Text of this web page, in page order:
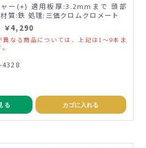
ー(+) 適用板厚:3.2mmまで 頭部
質:鉄 処理:三価クロムクロメート
￥4,290
なる商品については、上記は1～9本ま
4328
る カゴに入れる